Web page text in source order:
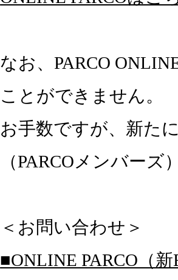
なお、PARCO
ことができません。
お手数ですが、新た
（PARCOメンバー
＜お問い合わせ＞
■ONLINE PARCO（新